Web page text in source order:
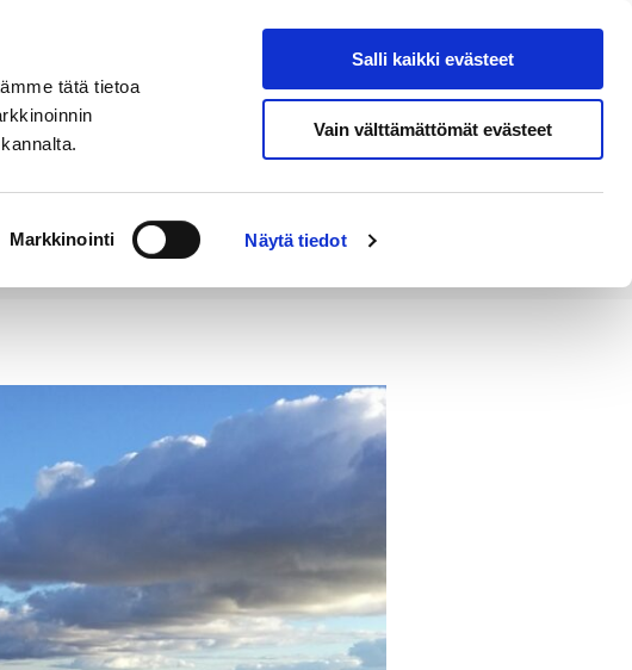
tätä tietoa
Markkinointi Näytä tiedot
Salli kaikki evästeet
Vain välttämättömät evästeet
Hae sivustolta